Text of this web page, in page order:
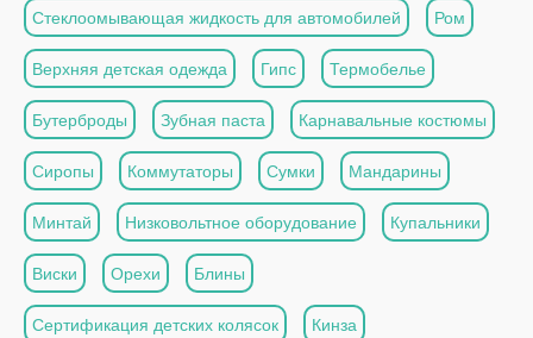
Стеклоомывающая жидкость для автомобилей Ром
Верхняя детская одежда Гипс Термобелье
Бутерброды Зубная паста Карнавальные костюмы
Сиропы Коммутаторы Сумки Мандарины
Минтай Низковольтное оборудование Купальники
Виски Орехи Блины
Сертификация детских колясок Кинза